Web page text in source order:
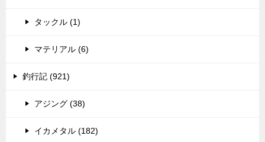
タックル (1)
マテリアル (6)
釣行記 (921)
アジング (38)
イカメタル (182)